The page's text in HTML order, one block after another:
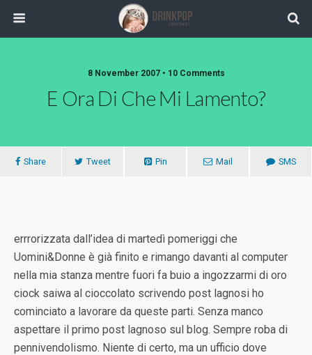
8 November 2007 • 10 Comments
E Ora Di Che Mi Lamento?
Share Tweet Pin Mail SMS
errrorizzata dall’idea di martedì pomeriggi che
Uomini&Donne è già finito e rimango davanti al computer
nella mia stanza mentre fuori fa buio a ingozzarmi di oro
ciock saiwa al cioccolato scrivendo post lagnosi ho
cominciato a lavorare da queste parti. Senza manco
aspettare il primo post lagnoso sul blog. Sempre roba di
pennivendolismo. Niente di certo, ma un ufficio dove